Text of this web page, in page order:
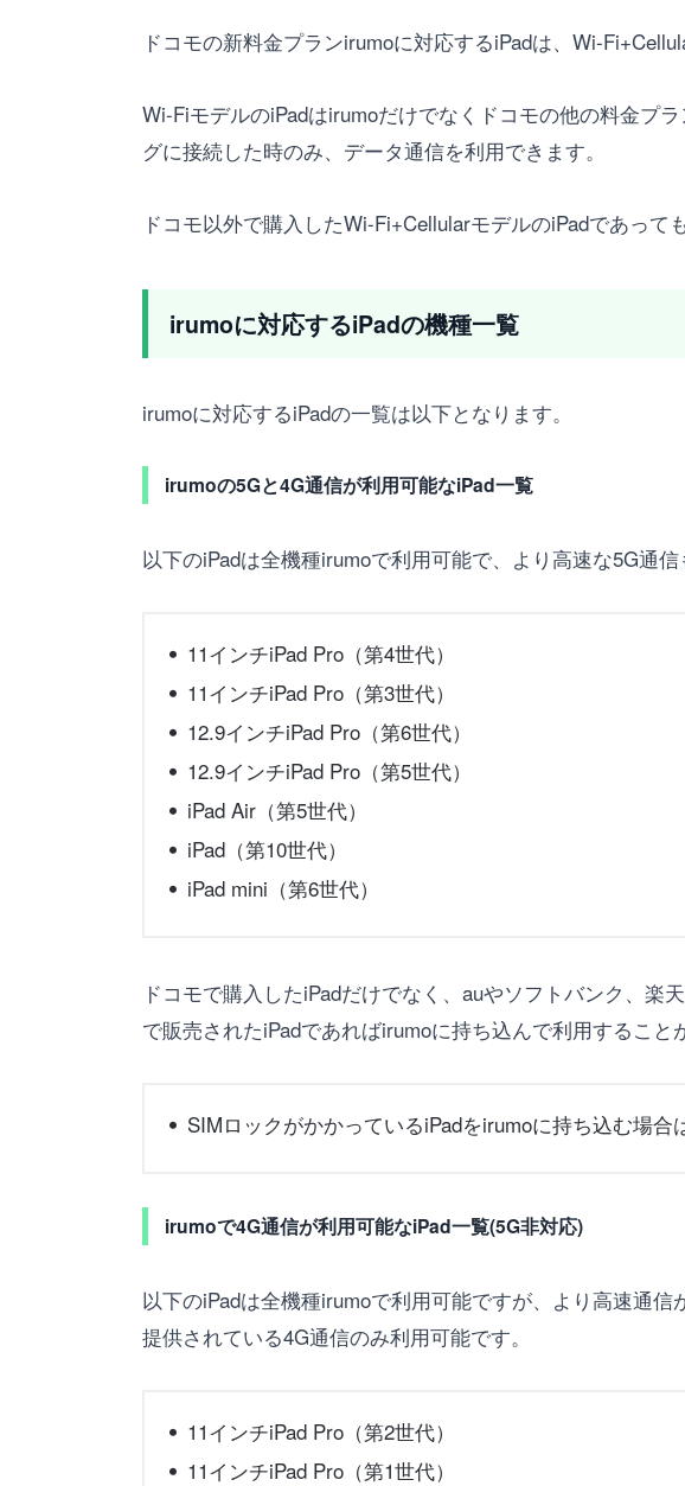
ドコモの新料金プランirumoに対応するiPadは、Wi-
Wi-FiモデルのiPadはirumoだけでなくドコモの他の料金プ
グに接続した時のみ、データ通信を利用できます。
ドコモ以外で購入したWi-Fi+CellularモデルのiPadであっても
irumoに対応するiPadの機種一覧
irumoに対応するiPadの一覧は以下となります。
irumoの5Gと4G通信が利用可能なiPad一覧
以下のiPadは全機種irumoで利用可能で、より高速な5G通信
11インチiPad Pro（第4世代）
11インチiPad Pro（第3世代）
12.9インチiPad Pro（第6世代）
12.9インチiPad Pro（第5世代）
iPad Air（第5世代）
iPad（第10世代）
iPad mini（第6世代）
ドコモで購入したiPadだけでなく、auやソフトバンク、
で販売されたiPadであればirumoに持ち込んで利用すること
SIMロックがかかっているiPadをirumoに持ち込む場合
irumoで4G通信が利用可能なiPad一覧(5G非対応)
以下のiPadは全機種irumoで利用可能ですが、より高速通
提供されている4G通信のみ利用可能です。
11インチiPad Pro（第2世代）
11インチiPad Pro（第1世代）